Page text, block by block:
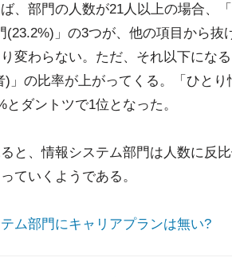
、部門の人数が21人以上の場合、
(23.2%)」の3つが、他の項目から抜
変わらない。ただ、それ以下にな
」の比率が上がってくる。「ひと
ダントツで1位となった。
と、情報システム部門は人数に反
ていくようである。
ム部門にキャリアプランは無い?